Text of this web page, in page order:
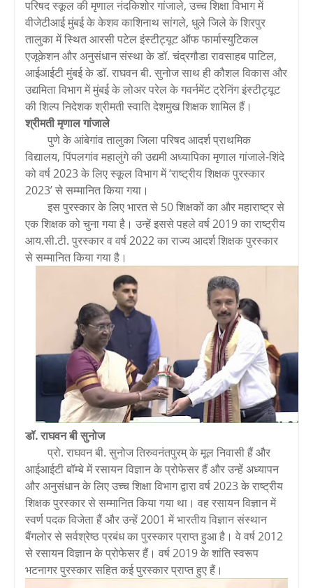
परिषद स्कूल की मृणाल नंदकिशोर गांजाले, उच्च शिक्षा विभाग में
वीजेटीआई मुंबई के केशव काशिनाथ सांगले, धुले जिले के शिरपुर
तालुका में स्थित आरसी पटेल इंस्टीट्यूट ऑफ फार्मास्युटिकल
एजूकेशन और अनुसंधान संस्था के डॉ. चंद्रगौडा रावसाहब पाटिल,
आईआईटी मुंबई के डॉ. राघवन बी. सुनोज साथ ही कौशल विकास और
उद्यमिता विभाग में मुंबई के लोअर परेल के गवर्नमेंट ट्रेनिंग इंस्टीट्यूट
की शिल्प निदेशक श्रीमती स्वाति देशमुख शिक्षक शामिल हैं।
श्रीमती मृणाल गांजाले
पुणे के आंबेगांव तालुका जिला परिषद आदर्श प्राथमिक
विद्यालय, पिंपलगांव महालुंगे की उद्यमी अध्यापिका मृणाल गांजाले-शिंदे
को वर्ष 2023 के लिए स्कूल विभाग में ‘राष्ट्रीय शिक्षक पुरस्कार
2023’ से सम्मानित किया गया।
इस पुरस्कार के लिए भारत से 50 शिक्षकों का और महाराष्ट्र से
एक शिक्षक को चुना गया है। उन्हें इससे पहले वर्ष 2019 का राष्ट्रीय
आय.सी.टी. पुरस्कार व वर्ष 2022 का राज्य आदर्श शिक्षक पुरस्कार
से सम्मानित किया गया है।
डॉ. राघवन बी सुनोज
प्रो. राघवन बी. सुनोज तिरुवनंतपुरम् के मूल निवासी हैं और
आईआईटी बॉम्बे में रसायन विज्ञान के प्रोफेसर हैं और उन्हें अध्यापन
और अनुसंधान के लिए उच्च शिक्षा विभाग द्वारा वर्ष 2023 के राष्ट्रीय
शिक्षक पुरस्कार से सम्मानित किया गया था। वह रसायन विज्ञान में
स्वर्ण पदक विजेता हैं और उन्हें 2001 में भारतीय विज्ञान संस्थान
बैंगलोर से सर्वश्रेष्ठ प्रबंध का पुरस्कार प्राप्त हुआ है। वे वर्ष 2012
से रसायन विज्ञान के प्रोफेसर हैं। वर्ष 2019 के शांति स्वरूप
भटनागर पुरस्कार सहित कई पुरस्कार प्राप्त हुए हैं।